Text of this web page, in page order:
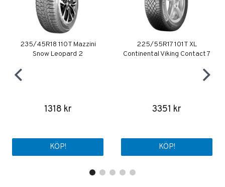
235/45R18 110T Mazzini
Snow Leopard 2
1318 kr
KÖP!
225/55R17 101T XL
Continental Viking Contact 7
3351 kr
KÖP!